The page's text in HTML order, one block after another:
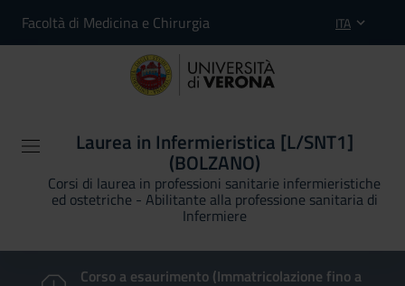
Facoltà di Medicina e Chirurgia ITA
Laurea in Infermieristica [L/SNT1]
(BOLZANO)
Corsi di laurea in professioni sanitarie infermieristiche
ed ostetriche - Abilitante alla professione sanitaria di
Infermiere
Corso a esaurimento (Immatricolazione fino a